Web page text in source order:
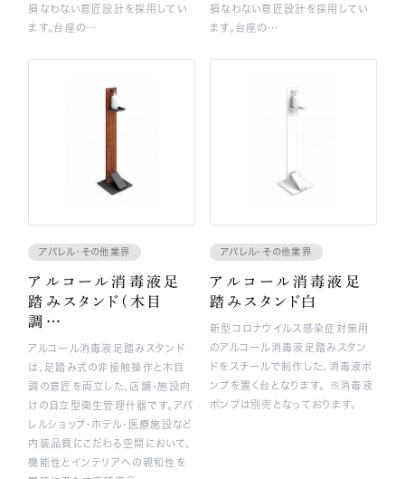
損なわない意匠設計を採用してい
ます。台座の…
損なわない意匠設計を採用してい
ます。台座の…
アパレル・その他業界
アルコール消毒液足
踏みスタンド(木目
調…
アルコール消毒液足踏みスタンド
は、足踏み式の非接触操作と木目
調の意匠を両立した、店舗・施設向
けの自立型衛生管理什器です。アパ
レルショップ・ホテル・医療施設など
内装品質にこだわる空間において、
機能性とインテリアへの親和性を
アパレル・その他業界
アルコール消毒液足
踏みスタンド白
新型コロナウイルス感染症対策用
のアルコール消毒液足踏みスタン
ドをスチールで制作した、消毒液ポ
ンプを置く台となります。 ※消毒液
ポンプは別売となっております。